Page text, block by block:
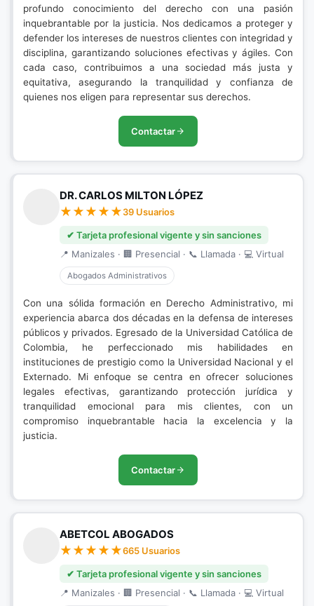
profundo conocimiento del derecho con una pasión
inquebrantable por la justicia. Nos dedicamos a proteger y
defender los intereses de nuestros clientes con integridad y
disciplina, garantizando soluciones efectivas y ágiles. Con
cada caso, contribuimos a una sociedad más justa y
equitativa, asegurando la tranquilidad y confianza de
quienes nos eligen para representar sus derechos.
Contactar
DR. CARLOS MILTON LÓPEZ
39 Usuarios
✔ Tarjeta profesional vigente y sin sanciones
📍 Manizales · 🏢 Presencial · 📞 Llamada · 💻 Virtual
Abogados Administrativos
Con una sólida formación en Derecho Administrativo, mi
experiencia abarca dos décadas en la defensa de intereses
públicos y privados. Egresado de la Universidad Católica de
Colombia, he perfeccionado mis habilidades en
instituciones de prestigio como la Universidad Nacional y el
Externado. Mi enfoque se centra en ofrecer soluciones
legales efectivas, garantizando protección jurídica y
tranquilidad emocional para mis clientes, con un
compromiso inquebrantable hacia la excelencia y la
justicia.
Contactar
ABETCOL ABOGADOS
665 Usuarios
✔ Tarjeta profesional vigente y sin sanciones
📍 Manizales · 🏢 Presencial · 📞 Llamada · 💻 Virtual